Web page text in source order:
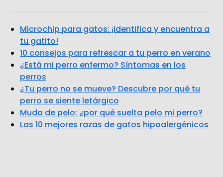
Microchip para gatos: ¡identifica y encuentra a
tu gatito!
10 consejos para refrescar a tu perro en verano
¿Está mi perro enfermo? Síntomas en los
perros
¿Tu perro no se mueve? Descubre por qué tu
perro se siente letárgico
Muda de pelo: ¿por qué suelta pelo mi perro?
Las 10 mejores razas de gatos hipoalergénicos